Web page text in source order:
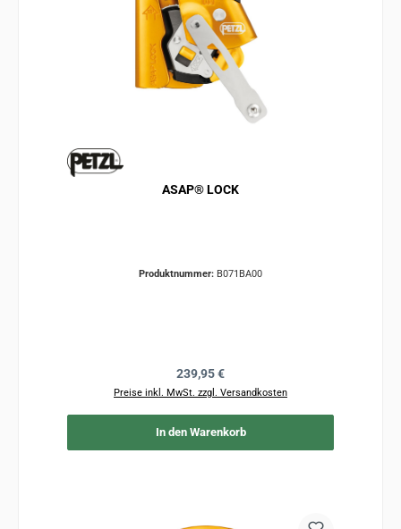
ASAP® LOCK
Produktnummer: B071BA00
Regulärer Preis:
239,95 €
Preise inkl. MwSt. zzgl. Versandkosten
In den Warenkorb